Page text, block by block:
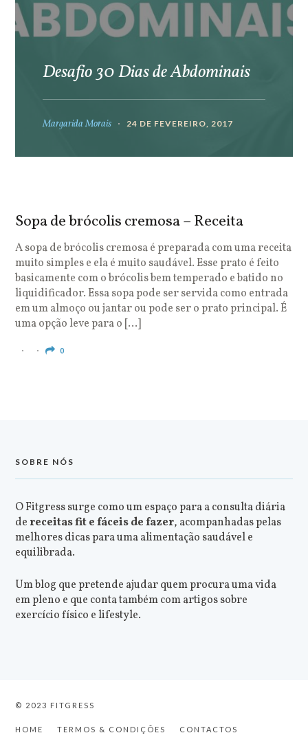
Desafio 30 Dias de Abdominais
Margarida Morais 24 DE FEVEREIRO, 2017
Sopa de brócolis cremosa – Receita
A sopa de brócolis cremosa é preparada com uma receita
muito simples e ela é muito saudável. Esse prato é feito
basicamente com o brócolis bem temperado e batido no
liquidificador. Essa sopa pode ser servida como entrada
em um almoço ou jantar ou pode ser o prato principal. É
uma opção leve para o […]
0
SOBRE NÓS
O Fitgress surge como um espaço para a consulta diária
dereceitas fit e fáceis de fazer, acompanhadas pelas
melhores dicas para uma alimentação saudável e
equilibrada.
Um blog que pretende ajudar quem procura uma vida
em pleno e que conta também com artigos sobre
exercício físico e lifestyle.
© 2023 FITGRESS
HOME TERMOS & CONDIÇÕES CONTACTOS